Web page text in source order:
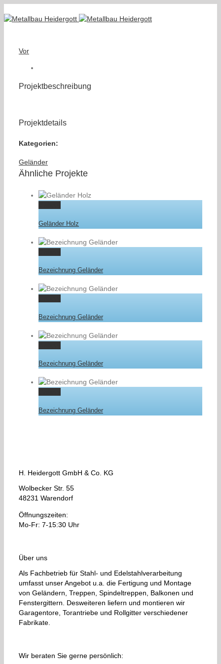
Vor
Projektbeschreibung
Projektdetails
Kategorien:
Geländer
Ähnliche Projekte
Geländer Holz
Bezeichnung Geländer
Bezeichnung Geländer
Bezeichnung Geländer
Bezeichnung Geländer
H. Heidergott GmbH & Co. KG
Wolbecker Str. 55
48231 Warendorf
Öffnungszeiten:
Mo-Fr: 7-15:30 Uhr
Über uns
Als Fachbetrieb für Stahl- und Edelstahlverarbeitung
umfasst unser Angebot u.a. die Fertigung und Montage
von Geländern, Treppen, Spindeltreppen, Balkonen und
Fenstergittern. Desweiteren liefern und montieren wir
Garagentore, Torantriebe und Rollgitter verschiedener
Fabrikate.
Wir beraten Sie gerne persönlich: